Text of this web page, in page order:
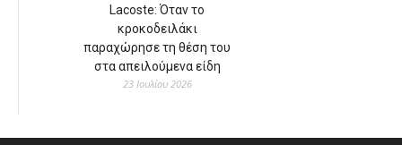
Lacoste: Όταν το
κροκοδειλάκι
παραχώρησε τη θέση του
στα απειλούμενα είδη
23 Ιουλίου 2026